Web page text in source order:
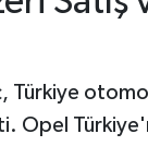
Türkiye
Opel